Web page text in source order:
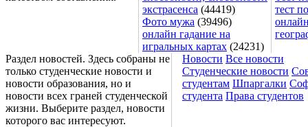
экстрасенса (44419)
Фото мужа (39496)
онлайн гадание на
игральных картах (24231)
тест
Раздел новостей. Здесь собраны не
только студенческие новости и
новости образования, но и
новости всех граней студенческой
жизни. Выберите раздел, новости
которого вас интересуют.
Новости Все новости
Студенческие новости
студентам Шпаргалки
студента Права студентов